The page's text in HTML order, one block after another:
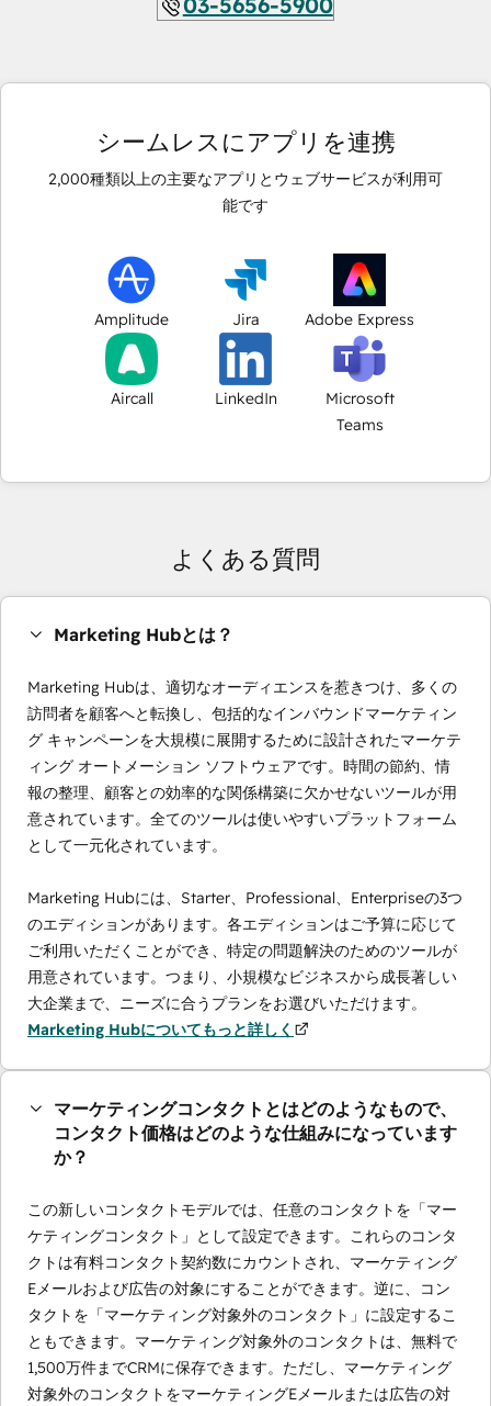
シームレスにアプリを連携
2,000種類以上の主要なアプリとウェブサービスが利用可
能です
Amplitude Jira Adobe Express
Aircall LinkedIn
Microsoft
Teams
よくある質問
Marketing Hubとは？
Marketing Hubは、適切なオーディエンスを惹きつけ、多くの
訪問者を顧客へと転換し、包括的なインバウンドマーケティン
グ キャンペーンを大規模に展開するために設計されたマーケテ
ィング オートメーション ソフトウェアです。時間の節約、情
報の整理、顧客との効率的な関係構築に欠かせないツールが用
意されています。全てのツールは使いやすいプラットフォーム
として一元化されています。
Marketing Hubには、Starter、Professional、Enterpriseの3つ
のエディションがあります。各エディションはご予算に応じて
ご利用いただくことができ、特定の問題解決のためのツールが
用意されています。つまり、小規模なビジネスから成長著しい
大企業まで、ニーズに合うプランをお選びいただけます。
Marketing Hubについてもっと詳しく
マーケティングコンタクトとはどのようなもので、
コンタクト価格はどのような仕組みになっています
か？
この新しいコンタクトモデルでは、任意のコンタクトを「マー
ケティングコンタクト」として設定できます。これらのコンタ
クトは有料コンタクト契約数にカウントされ、マーケティング
Eメールおよび広告の対象にすることができます。逆に、コン
タクトを「マーケティング対象外のコンタクト」に設定するこ
ともできます。マーケティング対象外のコンタクトは、無料で
1,500万件までCRMに保存できます。ただし、マーケティング
対象外のコンタクトをマーケティングEメールまたは広告の対